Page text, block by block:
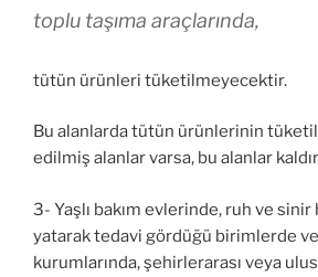
toplu taşıma araçlarında,
tütün ürünleri tüketilmeyecektir.
Bu alanlarda tütün ürünlerinin
edilmiş alanlar varsa, bu alanlar
3- Yaşlı bakım evlerinde, ruh ve sinir
yatarak tedavi gördüğü birimlerde
kurumlarında, şehirlerarası veya